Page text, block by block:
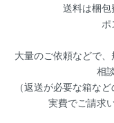
送料は梱
ポ
大量のご依頼などで
相
（返送が必要な箱な
実費でご請求